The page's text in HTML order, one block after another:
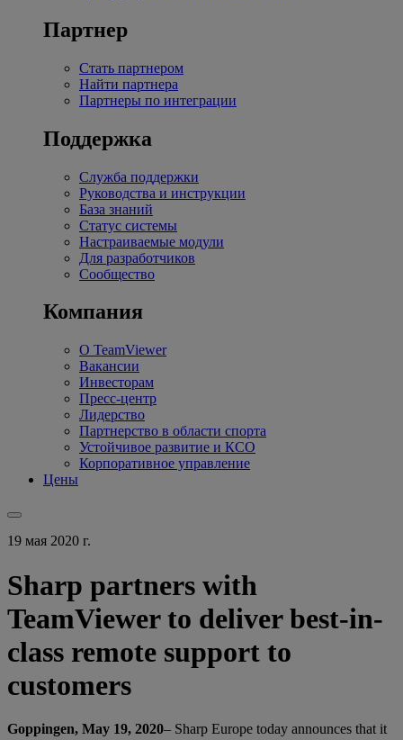
Партнер
Стать партнером
Найти партнера
Партнеры по интеграции
Поддержка
Служба поддержки
Руководства и инструкции
База знаний
Статус системы
Настраиваемые модули
Для разработчиков
Сообщество
Компания
О TeamViewer
Вакансии
Инвесторам
Пресс-центр
Лидерство
Партнерство в области спорта
Устойчивое развитие и КСО
Корпоративное управление
Цены
19 мая 2020 г.
Sharp partners with
TeamViewer to deliver best-in-
class remote support to
customers
Goppingen, May 19, 2020– Sharp Europe today announces that it